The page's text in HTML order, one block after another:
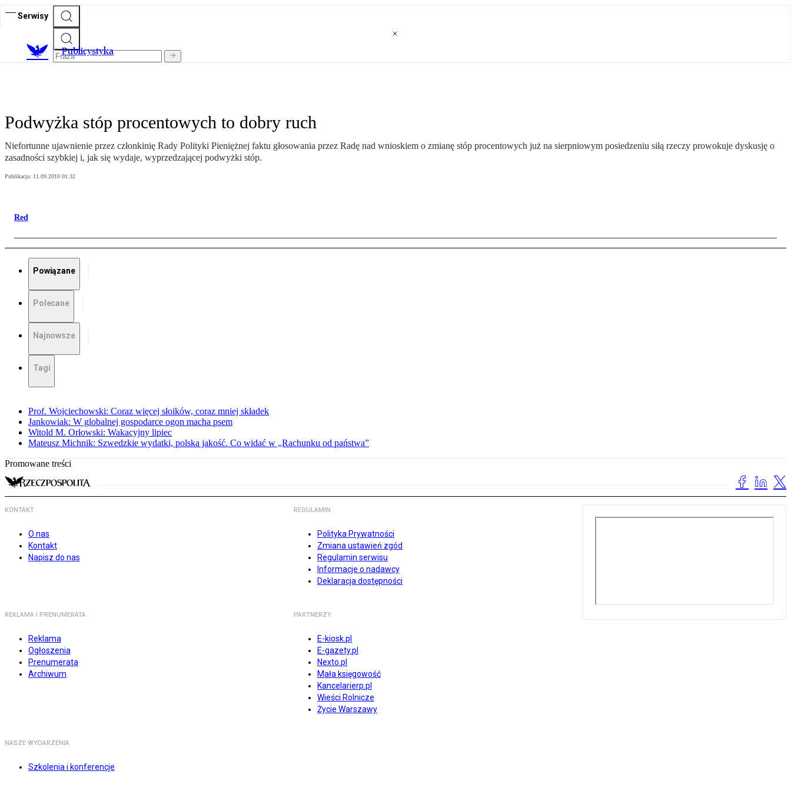
Serwisy
Publicystyka
Podwyżka stóp procentowych to dobry ruch
Niefortunne ujawnienie przez członkinię Rady Polityki Pieniężnej faktu głosowania przez Radę nad wnioskiem o zmianę stóp procentowych już na sierpniowym posiedzeniu siłą rzeczy prowokuje dyskusję o
zasadności szybkiej i, jak się wydaje, wyprzedzającej podwyżki stóp.
Publikacja: 11.09.2010 01:32
Red
Powiązane
Polecane
Najnowsze
Tagi
Prof. Wojciechowski: Coraz więcej słoików, coraz mniej składek
Jankowiak: W globalnej gospodarce ogon macha psem
Witold M. Orłowski: Wakacyjny lipiec
Mateusz Michnik: Szwedzkie wydatki, polska jakość. Co widać w „Rachunku od państwa”
Promowane treści
KONTAKT
O nas
Kontakt
Napisz do nas
REGULAMIN
Polityka Prywatności
Zmiana ustawień zgód
Regulamin serwisu
Informacje o nadawcy
Deklaracja dostępności
REKLAMA I PRENUMERATA
Reklama
Ogłoszenia
Prenumerata
Archiwum
PARTNERZY
E-kiosk.pl
E-gazety.pl
Nexto.pl
Mała księgowość
Kancelarierp.pl
Wieści Rolnicze
Życie Warszawy
NASZE WYDARZENIA
Szkolenia i konferencje